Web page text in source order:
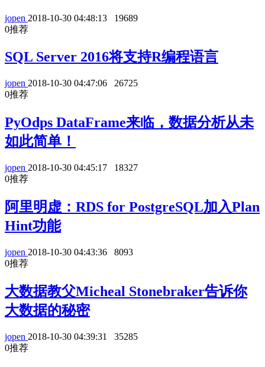
jopen 2018-10-30 04:48:13
19689
0推荐
SQL Server 2016将支持R编程语言
jopen 2018-10-30 04:47:06
26725
0推荐
PyOdps DataFrame来临，数据分析从未
如此简单！
jopen 2018-10-30 04:45:17
18327
0推荐
阿里明虚：RDS for PostgreSQL加入Plan
Hint功能
jopen 2018-10-30 04:43:36
8093
0推荐
大数据教父Micheal Stonebraker告诉你
大数据的秘密
jopen 2018-10-30 04:39:31
35285
0推荐